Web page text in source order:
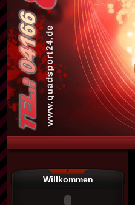
Willkommen